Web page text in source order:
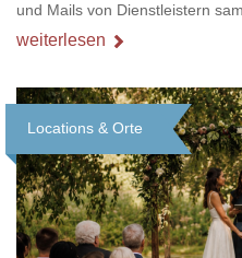
und Mails von Dienstleistern
unübersichtlichen Stapel. Wer
Dokument gesucht hat, kennt
weiterlesen
Locations & Orte